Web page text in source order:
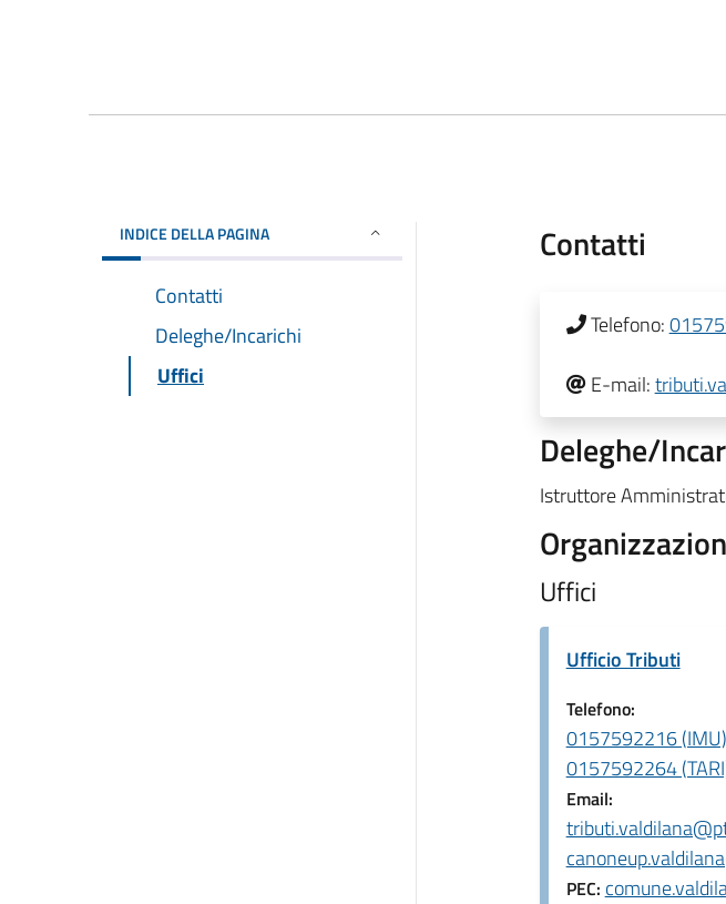
INDICE DELLA PAGINA
Contatti
Deleghe/Incarichi
Uffici
Contatti
Telefono:
E-mail:
Deleghe/
Istruttore
Uffici
Ufficio Tributi
Telefono:
0157592216
0157592264
Email:
PEC: